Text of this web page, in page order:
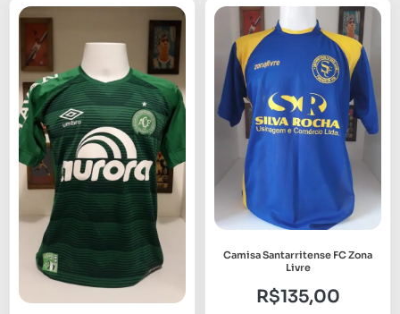
Camisa Santarritense FC Zona
Livre
R$135,00